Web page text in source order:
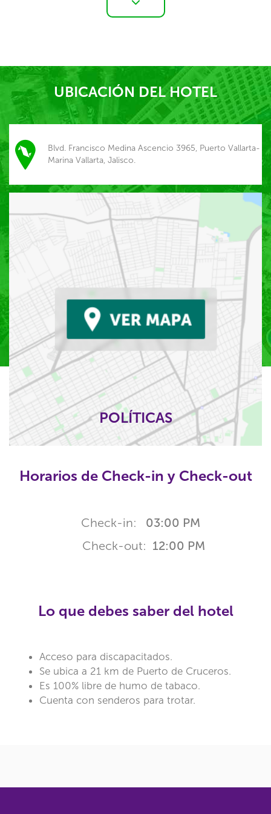
UBICACIÓN DEL HOTEL
Blvd. Francisco Medina Ascencio 3965, Puerto Vallarta-
Marina Vallarta, Jalisco.
POLÍTICAS
Horarios de Check-in y Check-out
Check-in: 03:00 PM
Check-out: 12:00 PM
Lo que debes saber del hotel
Acceso para discapacitados.
Se ubica a 21 km de Puerto de Cruceros.
Es 100% libre de humo de tabaco.
Cuenta con senderos para trotar.